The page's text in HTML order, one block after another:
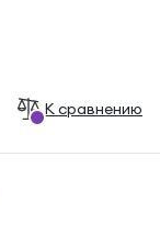
К сравнению